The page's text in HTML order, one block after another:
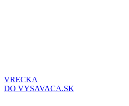
VRECKA
DO VYSAVACA.SK